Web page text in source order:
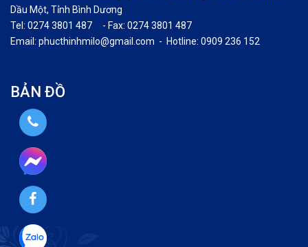
Dầu Một, Tỉnh Bình Dương
Tel: 0274 3801 487 - Fax: 0274 3801 487
Email: phucthinhmilo@gmail.com - Hotline: 0909 236 152
BẢN ĐỒ